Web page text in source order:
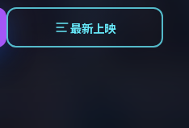
最新上映